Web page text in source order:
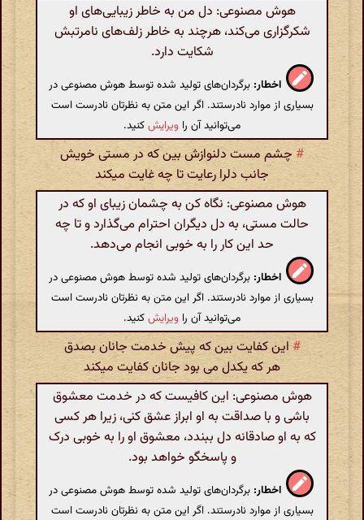
هوش مصنوعی: دل من به خاطر زیبایی‌های او
شکرگزاری می‌کند، هرچند به خاطر زلف‌های نامرتبش
شکایت دارد.
اخطار: برگردان‌های تولید شده توسط هوش مصنوعی در
بسیاری از موارد نادرستند. اگر این متن به نظرتان نادرست است
می‌توانید آن را ویرایشکنید.
# چشم مست دلنوازش بین که در مستی خویش
جانب دلرا رعایت تا چه غایت میکند
هوش مصنوعی: نگاه کن به چشمان زیبای او که در
حالت مستی، به دل دیگران احترام می‌گذارد و تا چه
حد این کار را به خوبی انجام می‌دهد.
اخطار: برگردان‌های تولید شده توسط هوش مصنوعی در
بسیاری از موارد نادرستند. اگر این متن به نظرتان نادرست است
می‌توانید آن را ویرایشکنید.
#این کفایت بین که پیش خدمت جانان بصدق
هر که یکدل می بود جانان کفایت میکند
هوش مصنوعی: این کافیست که در خدمت معشوق
باشی و با صداقت به او ابراز عشق کنی، زیرا هر کسی
که به او صادقانه دل ببندد، معشوق او را به خوبی درک
و پاسخگو خواهد بود.
اخطار: برگردان‌های تولید شده توسط هوش مصنوعی در
بسیاری از موارد نادرستند. اگر این متن به نظرتان نادرست است